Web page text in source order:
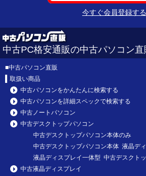
今すぐ会員登録する
中古PC格安通販の中古パソコン直
■中古パソコン直販
取扱い商品
中古パソコンをかんたんに検索する
中古パソコンを詳細スペックで検索する
中古ノートパソコン
中古デスクトップパソコン
中古デスクトップパソコン本体のみ
中古デスクトップパソコン本体 液晶デ
液晶ディスプレイ一体型 中古デスクト
中古液晶ディスプレイ